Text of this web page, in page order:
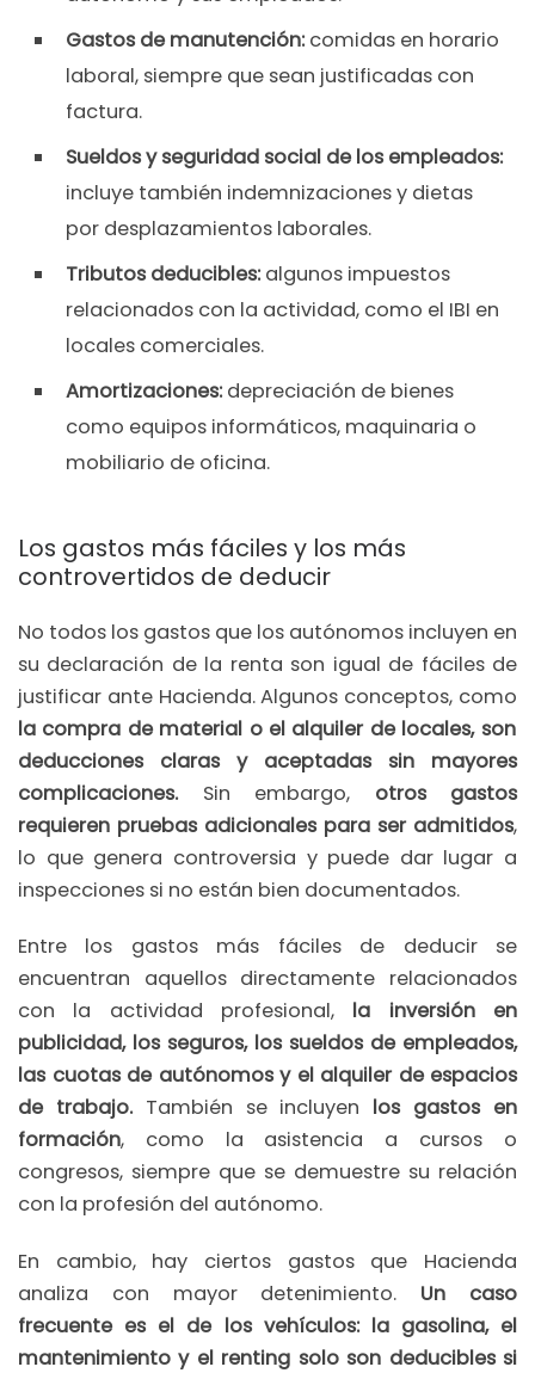
Gastos de manutención: comidas en horario
laboral, siempre que sean justificadas con
factura.
Sueldos y seguridad social de los empleados:
incluye también indemnizaciones y dietas
por desplazamientos laborales.
Tributos deducibles: algunos impuestos
relacionados con la actividad, como el IBI en
locales comerciales.
Amortizaciones: depreciación de bienes
como equipos informáticos, maquinaria o
mobiliario de oficina.
Los gastos más fáciles y los más
controvertidos de deducir
No todos los gastos que los autónomos incluyen en
su declaración de la renta son igual de fáciles de
justificar ante Hacienda. Algunos conceptos, como
la compra de material o el alquiler de locales, son
deducciones claras y aceptadas sin mayores
complicaciones. Sin embargo, otros gastos
requieren pruebas adicionales para ser admitidos,
lo que genera controversia y puede dar lugar a
inspecciones si no están bien documentados.
Entre los gastos más fáciles de deducir se
encuentran aquellos directamente relacionados
con la actividad profesional, la inversión en
publicidad, los seguros, los sueldos de empleados,
las cuotas de autónomos y el alquiler de espacios
de trabajo.También se incluyen los gastos en
formación, como la asistencia a cursos o
congresos, siempre que se demuestre su relación
con la profesión del autónomo.
En cambio, hay ciertos gastos que Hacienda
analiza con mayor detenimiento. Un caso
frecuente es el de los vehículos: la gasolina, el
mantenimiento y el renting solo son deducibles si